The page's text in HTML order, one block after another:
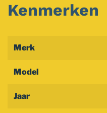
Kenmerken
Merk
Model
Jaar